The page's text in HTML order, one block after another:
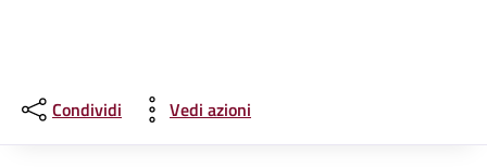
Condividi Vedi azioni